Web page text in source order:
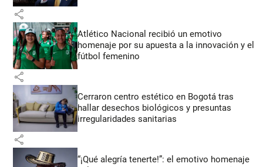
share
Atlético Nacional recibió un emotivo
homenaje por su apuesta a la innovación y el
fútbol femenino
share
Cerraron centro estético en Bogotá tras
hallar desechos biológicos y presuntas
irregularidades sanitarias
share
“¡Qué alegría tenerte!”: el emotivo homenaje